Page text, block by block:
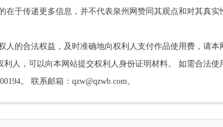
于传递更多信息，并不代表泉州网赞同其观点和对其真实
的合法权益，及时准确地向权利人支付作品使用费，请本
人，可以向本网站提交权利人身份证明材料。 如需合法使
。 联系邮箱：qzw@qzwb.com。